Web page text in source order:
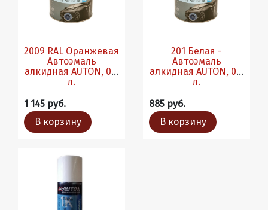
2009 RAL Оранжевая
Автоэмаль
алкидная AUTON, 0.8
л.
1 145 руб.
В корзину
201 Белая -
Автоэмаль
алкидная AUTON, 0.8
л.
885 руб.
В корзину